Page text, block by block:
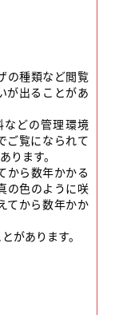
の種類など閲覧
が出ることがあ
どの管理環境
ご覧になられて
ります。
から数年かかる
の色のように咲
てから数年かか
があります。